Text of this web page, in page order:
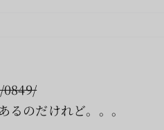
のだけれど。。。